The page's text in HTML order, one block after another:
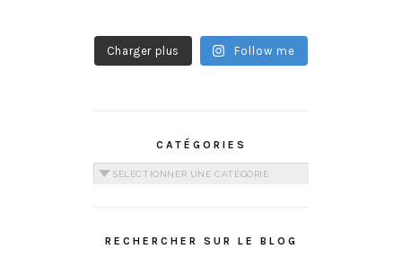
Charger plus Follow me
CATÉGORIES
Catégories
RECHERCHER SUR LE BLOG